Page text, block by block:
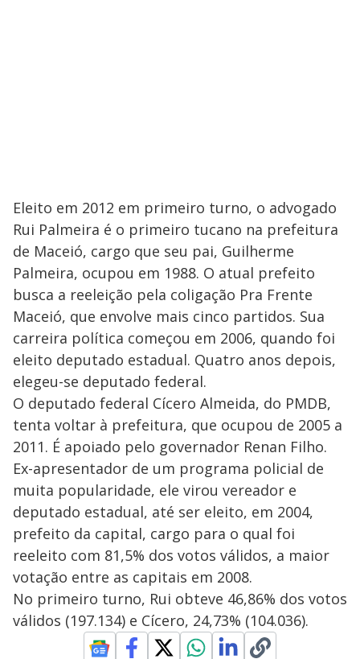
Eleito em 2012 em primeiro turno, o advogado
Rui Palmeira é o primeiro tucano na prefeitura
de Maceió, cargo que seu pai, Guilherme
Palmeira, ocupou em 1988. O atual prefeito
busca a reeleição pela coligação Pra Frente
Maceió, que envolve mais cinco partidos. Sua
carreira política começou em 2006, quando foi
eleito deputado estadual. Quatro anos depois,
elegeu-se deputado federal.
O deputado federal Cícero Almeida, do PMDB,
tenta voltar à prefeitura, que ocupou de 2005 a
2011. É apoiado pelo governador Renan Filho.
Ex-apresentador de um programa policial de
muita popularidade, ele virou vereador e
deputado estadual, até ser eleito, em 2004,
prefeito da capital, cargo para o qual foi
reeleito com 81,5% dos votos válidos, a maior
votação entre as capitais em 2008.
No primeiro turno, Rui obteve 46,86% dos votos
válidos (197.134) e Cícero, 24,73% (104.036).